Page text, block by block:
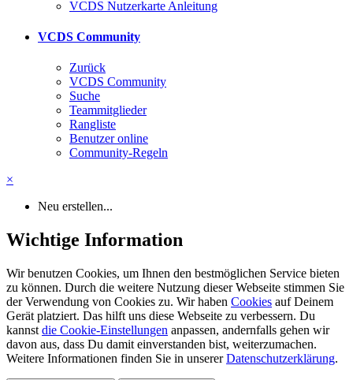
VCDS Nutzerkarte Anleitung
VCDS Community
Zurück
VCDS Community
Suche
Teammitglieder
Rangliste
Benutzer online
Community-Regeln
×
Neu erstellen...
Wichtige Information
Wir benutzen Cookies, um Ihnen den bestmöglichen Service bieten
zu können. Durch die weitere Nutzung dieser Webseite stimmen Sie
der Verwendung von Cookies zu. Wir haben Cookies auf Deinem
Gerät platziert. Das hilft uns diese Webseite zu verbessern. Du
kannst die Cookie-Einstellungen anpassen, andernfalls gehen wir
davon aus, dass Du damit einverstanden bist, weiterzumachen.
Weitere Informationen finden Sie in unsererDatenschutzerklärung.